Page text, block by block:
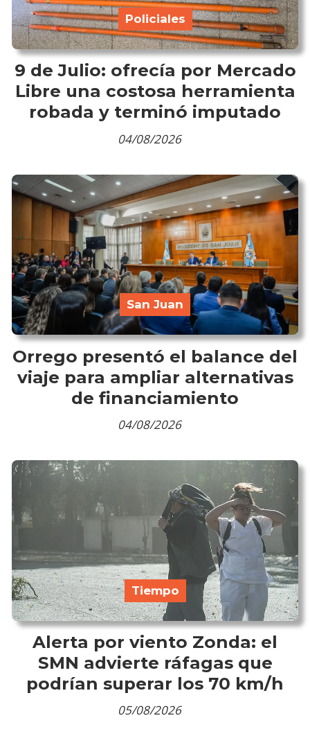
9 de Julio: ofrecía por Mercado
Libre una costosa herramienta
robada y terminó imputado
Policiales
04/08/2026
Orrego presentó el balance del
viaje para ampliar alternativas
de financiamiento
San Juan
04/08/2026
Alerta por viento Zonda: el
SMN advierte ráfagas que
podrían superar los 70 km/h
Tiempo
05/08/2026